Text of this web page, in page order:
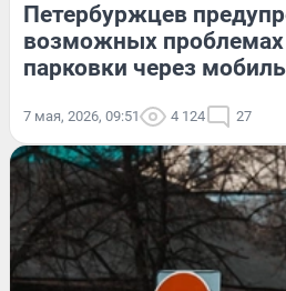
Петербуржцев
возможных проблемах
парковки через
7 мая, 2026, 09:51 4 124 27